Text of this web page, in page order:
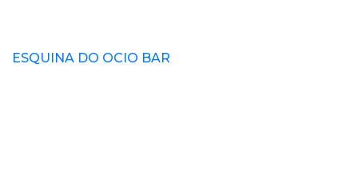
ESQUINA DO OCIO BAR